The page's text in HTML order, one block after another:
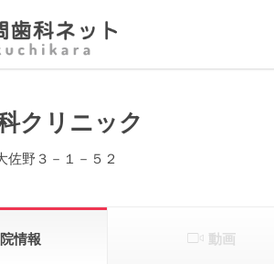
クリニック
佐野３－１－５２
情報 動画